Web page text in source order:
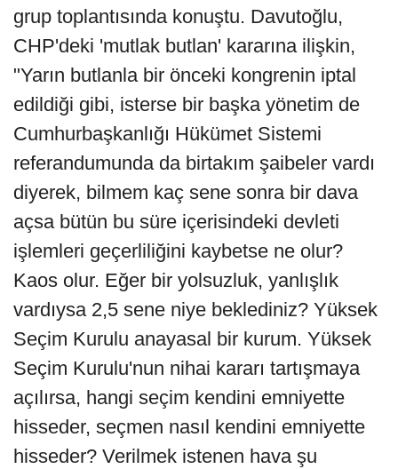
grup toplantısında konuştu. Davutoğlu,
CHP'deki 'mutlak butlan' kararına ilişkin,
"Yarın butlanla bir önceki kongrenin iptal
edildiği gibi, isterse bir başka yönetim de
Cumhurbaşkanlığı Hükümet Sistemi
referandumunda da birtakım şaibeler vardı
diyerek, bilmem kaç sene sonra bir dava
açsa bütün bu süre içerisindeki devleti
işlemleri geçerliliğini kaybetse ne olur?
Kaos olur. Eğer bir yolsuzluk, yanlışlık
vardıysa 2,5 sene niye beklediniz? Yüksek
Seçim Kurulu anayasal bir kurum. Yüksek
Seçim Kurulu'nun nihai kararı tartışmaya
açılırsa, hangi seçim kendini emniyette
hisseder, seçmen nasıl kendini emniyette
hisseder? Verilmek istenen hava şu